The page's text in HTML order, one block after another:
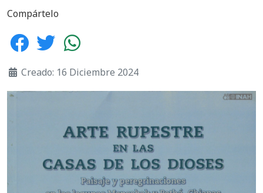
Compártelo
Creado: 16 Diciembre 2024